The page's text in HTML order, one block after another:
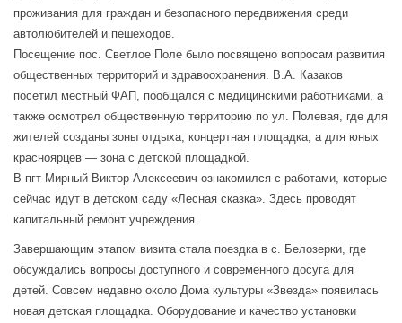
проживания для граждан и безопасного передвижения среди
автолюбителей и пешеходов.
Посещение пос. Светлое Поле было посвящено вопросам развития
общественных территорий и здравоохранения. В.А. Казаков
посетил местный ФАП, пообщался с медицинскими работниками, а
также осмотрел общественную территорию по ул. Полевая, где для
жителей созданы зоны отдыха, концертная площадка, а для юных
красноярцев — зона с детской площадкой.
В пгт Мирный Виктор Алексеевич ознакомился с работами, которые
сейчас идут в детском саду «Лесная сказка». Здесь проводят
капитальный ремонт учреждения.
Завершающим этапом визита стала поездка в с. Белозерки, где
обсуждались вопросы доступного и современного досуга для
детей. Совсем недавно около Дома культуры «Звезда» появилась
новая детская площадка. Оборудование и качество установки